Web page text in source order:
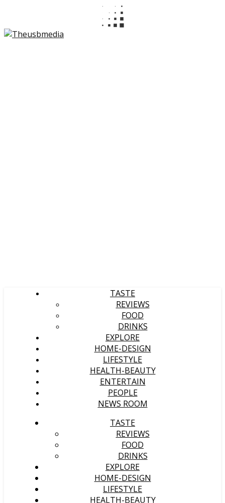
TASTE
REVIEWS
FOOD
DRINKS
EXPLORE
HOME-DESIGN
LIFESTYLE
HEALTH-BEAUTY
ENTERTAIN
PEOPLE
NEWS ROOM
TASTE
REVIEWS
FOOD
DRINKS
EXPLORE
HOME-DESIGN
LIFESTYLE
HEALTH-BEAUTY